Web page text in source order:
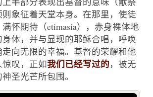
象征着天堂本身。在那里，使徒
怀期待（etimasia），赤身裸体地
体，并与显现的耶稣合唱，呼唤
向无限的幸福。基督的荣耀和他
叹，正如我们已经写过的，被无
圣光芒所包围。